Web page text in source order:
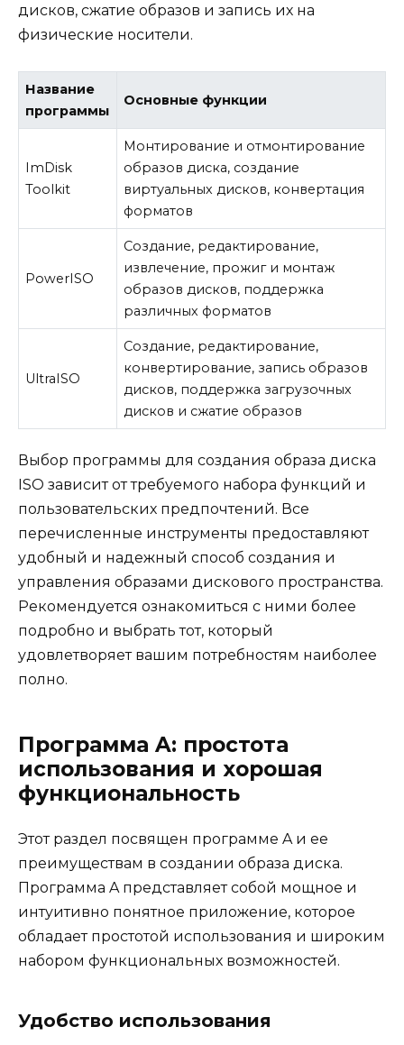
дисков, сжатие образов и запись их на
физические носители.
Название
программы
Основные функции
ImDisk
Toolkit
Монтирование и отмонтирование
образов диска, создание
виртуальных дисков, конвертация
форматов
PowerISO
Создание, редактирование,
извлечение, прожиг и монтаж
образов дисков, поддержка
различных форматов
UltraISO
Создание, редактирование,
конвертирование, запись образов
дисков, поддержка загрузочных
дисков и сжатие образов
Выбор программы для создания образа диска
ISO зависит от требуемого набора функций и
пользовательских предпочтений. Все
перечисленные инструменты предоставляют
удобный и надежный способ создания и
управления образами дискового пространства.
Рекомендуется ознакомиться с ними более
подробно и выбрать тот, который
удовлетворяет вашим потребностям наиболее
полно.
Программа A: простота
использования и хорошая
функциональность
Этот раздел посвящен программе A и ее
преимуществам в создании образа диска.
Программа A представляет собой мощное и
интуитивно понятное приложение, которое
обладает простотой использования и широким
набором функциональных возможностей.
Удобство использования